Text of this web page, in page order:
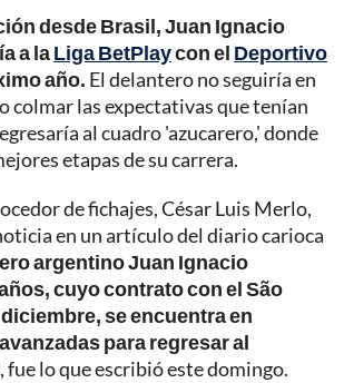
desde Brasil, Juan Ignacio
a laLiga BetPlaycon el Deportivo
año. El delantero no seguiría en
colmar las expectativas que tenían
al cuadro 'azucarero,' donde
etapas de su carrera.
de fichajes, César Luis Merlo,
en un artículo del diario carioca
argentino Juan Ignacio
cuyo contrato con el São
se encuentra en
para regresar al
, fue lo que escribió este domingo.